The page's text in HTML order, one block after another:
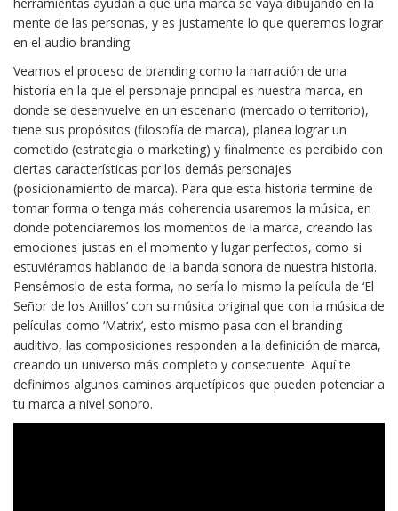
mente de las personas, y es justamente lo que queremos lograr
en el audio branding.
Veamos el proceso de branding como la narración de una
historia en la que el personaje principal es nuestra marca, en
donde se desenvuelve en un escenario (mercado o territorio),
tiene sus propósitos (filosofía de marca), planea lograr un
cometido (estrategia o marketing) y finalmente es percibido con
ciertas características por los demás personajes
(posicionamiento de marca). Para que esta historia termine de
tomar forma o tenga más coherencia usaremos la música, en
donde potenciaremos los momentos de la marca, creando las
emociones justas en el momento y lugar perfectos, como si
estuviéramos hablando de la banda sonora de nuestra historia.
Pensémoslo de esta forma, no sería lo mismo la película de ‘El
Señor de los Anillos’ con su música original que con la música de
películas como ‘Matrix’, esto mismo pasa con el branding
auditivo, las composiciones responden a la definición de marca,
creando un universo más completo y consecuente. Aquí te
definimos algunos caminos arquetípicos que pueden potenciar a
tu marca a nivel sonoro.